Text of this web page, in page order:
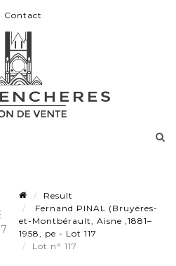
Contact
Result
Fernand PINAL (Bruyères-
et-Montbérault, Aisne ,1881–
1958, pe - Lot 117
Lot n° 117